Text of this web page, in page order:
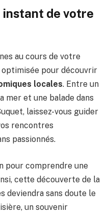
de votre
au cours de votre
optimisée pour découvrir
locales. Entre un
mer et une balade dans
laissez-vous guider
rencontres
passionnés.
pour comprendre une
cette découverte de la
deviendra sans doute le
un souvenir